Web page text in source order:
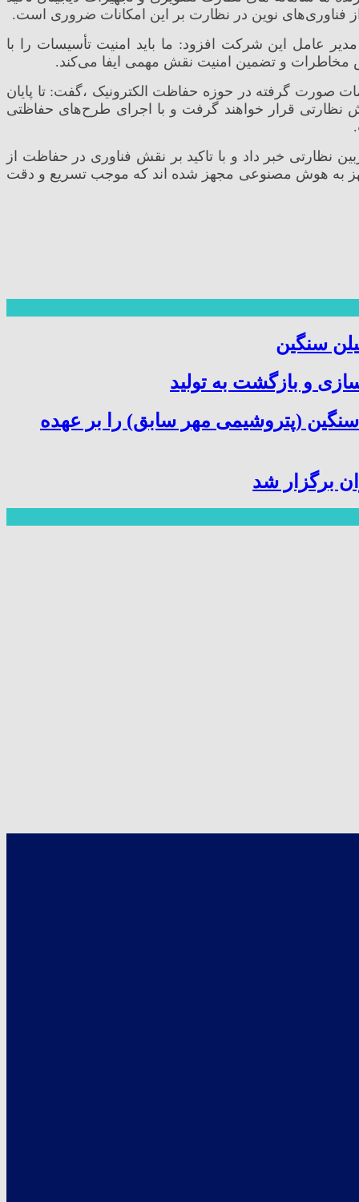
فناوری‌های نوین در نظارت بر این امکانات ضروری است.
عامل این شرکت افزود: ما باید امنیت تأسیسات را با
مخاطرات و تضمین امنیت نقش مهمی ایفا می‌کند.
صورت گرفته در حوزه حفاظت الکترونیک ،گفت: تا پایان
قرار خواهند گرفت و با اجرای طرح‌های حفاظتی
زاده رئیس حفاظت الکترونیک حراست شرکت ملی مناطق نفتخیز جنوب،نیز از اجرای پروژه نصب ۱۰۰۰ دوربین نظارتی خبر داد و با تاکید بر نقش فناوری در حفاظت از
به هوش مصنوعی مجهز شده اند که موجب تسریع و دقت
سنگین
و بازگشت به تولید
(پتروشیمی مهر سابق) را بر عهده
برگزار شد